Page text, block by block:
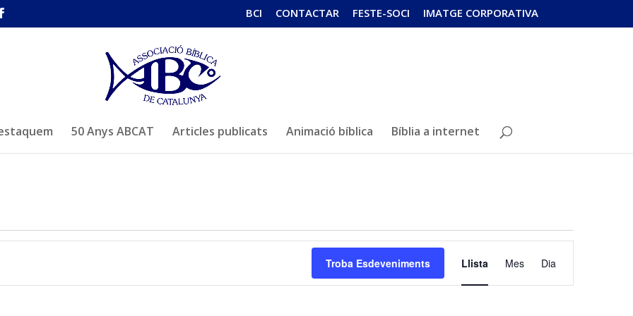
BCI CONTACTAR FESTE-SOCI IMATGE CORPORATIVA
50 Anys ABCAT Articles publicats Animació bíblica Bíblia a internet
Troba Esdeveniments
Navegació
de
Esdeveniment
Llista Mes Dia